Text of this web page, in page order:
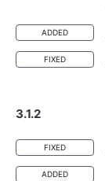
ADDED
FIXED
3.1.2
FIXED
ADDED